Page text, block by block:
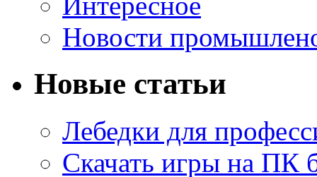
Новости
Новые статьи
Лебедки для
Скачать игры на ПК